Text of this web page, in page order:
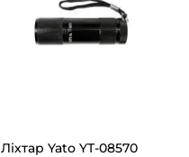
Ліхтар Yato YT-08570